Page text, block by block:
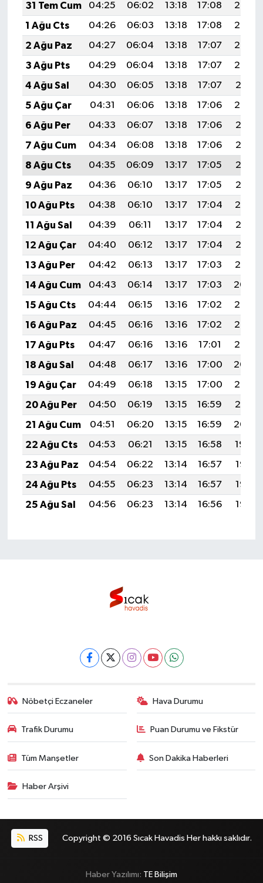
31 Tem Cum
04:25 06:02 13:18 17:08
20:25
1 Ağu Cts
04:26 06:03 13:18 17:08
20:24
2 Ağu Paz
04:27 06:04 13:18 17:07
20:23
3 Ağu Pts
04:29 06:04 13:18 17:07
20:22
4 Ağu Sal
04:30 06:05 13:18 17:07
20:21
5 Ağu Çar
04:31 06:06 13:18 17:06
20:20
6 Ağu Per
04:33 06:07 13:18 17:06
20:18
7 Ağu Cum
04:34 06:08 13:18 17:06
20:17
8 Ağu Cts
04:35 06:09 13:17 17:05
20:16
9 Ağu Paz
04:36 06:10 13:17 17:05
20:15
10 Ağu Pts
04:38 06:10 13:17 17:04
20:14
11 Ağu Sal
04:39 06:11 13:17 17:04
20:13
12 Ağu Çar
04:40 06:12 13:17 17:04
20:12
13 Ağu Per
04:42 06:13 13:17 17:03
20:10
14 Ağu Cum
04:43 06:14 13:17 17:03
20:09
15 Ağu Cts
04:44 06:15 13:16 17:02
20:08
16 Ağu Paz
04:45 06:16 13:16 17:02
20:07
17 Ağu Pts
04:47 06:16 13:16 17:01
20:05
18 Ağu Sal
04:48 06:17 13:16 17:00
20:04
19 Ağu Çar
04:49 06:18 13:15 17:00
20:03
20 Ağu Per
04:50 06:19 13:15 16:59
20:01
21 Ağu Cum
04:51 06:20 13:15 16:59
20:00
22 Ağu Cts
04:53 06:21 13:15 16:58
19:59
23 Ağu Paz
04:54 06:22 13:14 16:57
19:57
24 Ağu Pts
04:55 06:23 13:14 16:57
19:56
25 Ağu Sal
04:56 06:23 13:14 16:56 19:55
Nöbetçi Eczaneler Hava Durumu
Trafik Durumu Puan Durumu ve Fikstür
Tüm Manşetler Son Dakika Haberleri
Haber Arşivi
RSS Copyright © 2016 Sıcak Havadis Her hakkı saklıdır.
Haber Yazılımı: TE Bilişim